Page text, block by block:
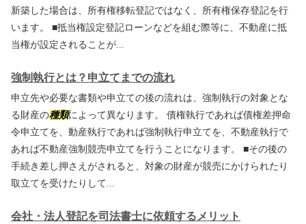
新築した場合は、所有権移転登記ではなく、所有権保存登記を行
います。 ■抵当権設定登記ローンなどを組む際等に、不動産に抵
当権が設定されることが...
強制執行とは？申立てまでの流れ
申立先や必要な書類や申立ての後の流れは、強制執行の対象とな
る財産の種類によって異なります。 債権執行であれば債権差押命
令申立てを、動産執行であれば強制執行申立てを、不動産執行で
あれば不動産強制競売申立てを行うことになります。 ■その後の
手続き差し押さえがされると、対象の財産が競売にかけられたり
取立てを受けたりして...
会社・法人登記を司法書士に依頼するメリット